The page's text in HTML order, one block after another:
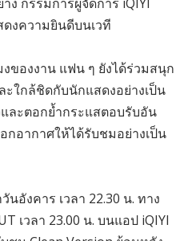
งความยินดีบนเวที
ของงาน แฟน ๆ ยังได้ร่วมสนุก
ใกล้ชิดกับนักแสดงอย่างเป็น
ละตอกย้ำกระแสตอบรับอัน
อากาศให้ได้รับชมอย่างเป็น
อังคาร เวลา 22.30 น. ทาง
เวลา 23.00 น. บนแอป iQIYI